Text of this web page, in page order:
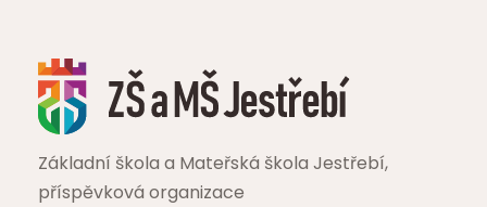
Základní škola a Mateřská škola Jestřebí,
příspěvková organizace